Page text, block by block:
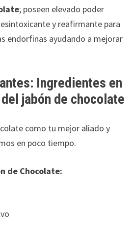
; poseen elevado poder
y reafirmante para
endorfinas ayudando a mejorar
Ingredientes en
jabón de chocolate
como tu mejor aliado y
en poco tiempo.
de Chocolate: